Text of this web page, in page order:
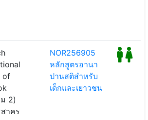
of
2)
าคร
NOR256905
หลักสูตรอานา
ปานสติสำหรับ
เด็กและเยาวชน